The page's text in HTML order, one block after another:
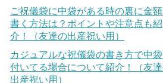
ご祝儀袋に中袋がある時の裏に金
書く方法は？ポイントや注意点も紹
介！（友達の出産祝い用）
カジュアルな祝儀袋の書き方で中
付いてる場合について紹介！（友
出産祝い用）